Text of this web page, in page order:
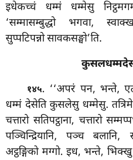
इधेकच्चं धम्मं धम्मेसु
‘सम्मासम्बुद्धो भगवा,
सुप्पटिपन्नो सावकसङ्घो’ति.
१४५. ‘‘अपरं पन, भन्ते,
धम्मं देसेति कुसलेसु धम्मेसु.
चत्तारो सतिपट्ठाना, चत्तारो
पञ्चिन्द्रियानि, पञ्च बलानि,
अट्ठङ्गिको मग्गो. इध, भन्ते,